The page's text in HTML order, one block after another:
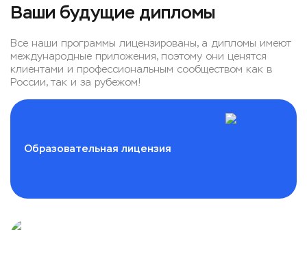
Ваши будущие дипломы
Все наши программы лицензированы, а дипломы имеют
международные приложения, поэтому они ценятся
клиентами и профессиональным сообществом как в
России, так и за рубежом!
Образовательная лицензия